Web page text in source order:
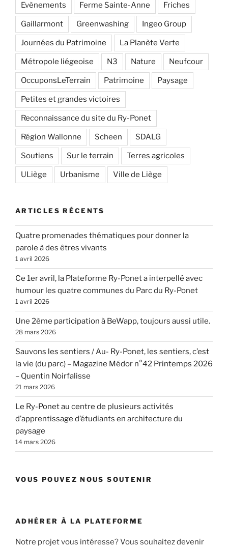
Evènements Ferme Sainte-Anne Friches
Gaillarmont Greenwashing Ingeo Group
Journées du Patrimoine La Planète Verte
Métropole liégeoise N3 Nature Neufcour
OccuponsLeTerrain Patrimoine Paysage
Petites et grandes victoires
Reconnaissance du site du Ry-Ponet
Région Wallonne Scheen SDALG
Soutiens Sur le terrain Terres agricoles
ULiège Urbanisme Ville de Liège
ARTICLES RÉCENTS
Quatre promenades thématiques pour donner la
parole à des êtres vivants
1 avril 2026
Ce 1er avril, la Plateforme Ry-Ponet a interpellé avec
humour les quatre communes du Parc du Ry-Ponet
1 avril 2026
Une 2ème participation à BeWapp, toujours aussi utile.
28 mars 2026
Sauvons les sentiers / Au- Ry-Ponet, les sentiers, c’est
la vie (du parc) – Magazine Médor n°42 Printemps 2026
– Quentin Noirfalisse
21 mars 2026
Le Ry-Ponet au centre de plusieurs activités
d’apprentissage d’étudiants en architecture du
paysage
14 mars 2026
VOUS POUVEZ NOUS SOUTENIR
ADHÉRER À LA PLATEFORME
Notre projet vous intéresse? Vous souhaitez devenir